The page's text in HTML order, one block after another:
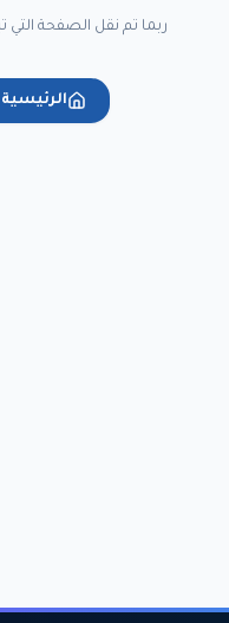
ربما تم نقل الصفحة التي
الرئيسية